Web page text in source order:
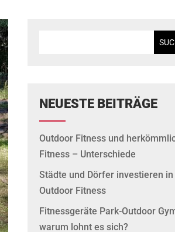
Massage
Revers Schmetterling
Fitnessleiter
NEUESTE BEITRÄGE
Outdoor Fitness und
Fitness – Unterschiede
Städte und Dörfer investieren in
Outdoor Fitness
Fitnessgeräte Park-Outdoor
warum lohnt es sich?